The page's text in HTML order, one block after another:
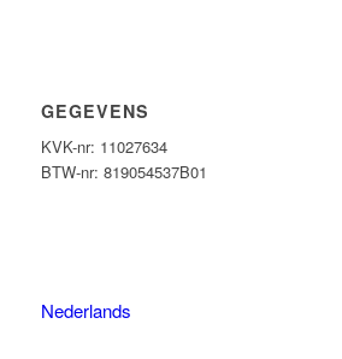
GEGEVENS
KVK-nr: 11027634
BTW-nr: 819054537B01
Nederlands